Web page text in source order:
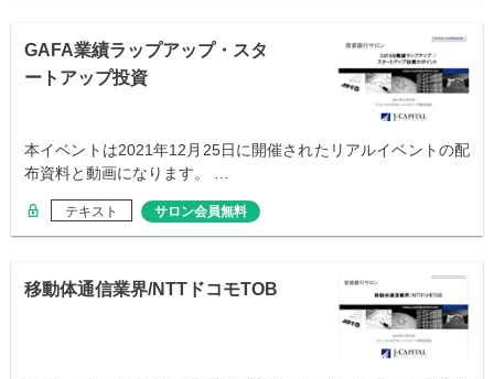
GAFA業績ラップアップ・スタ
ートアップ投資
本イベントは2021年12月25日に開催されたリアルイベントの配
布資料と動画になります。 …
テキスト サロン会員無料
移動体通信業界/NTTドコモTOB